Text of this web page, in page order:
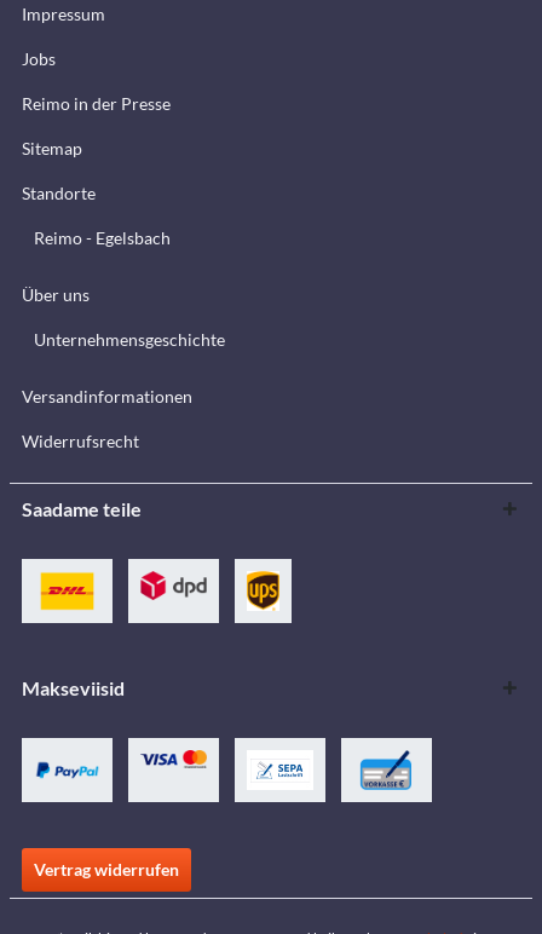
Impressum
Jobs
Reimo in der Presse
Sitemap
Standorte
Reimo - Egelsbach
Über uns
Unternehmensgeschichte
Versandinformationen
Widerrufsrecht
Saadame teile
Makseviisid
Vertrag widerrufen